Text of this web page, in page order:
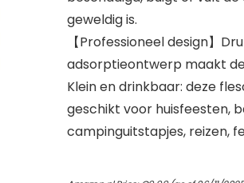
geweldig is.
【Professioneel design】
adsorptieontwerp maakt
Klein en drinkbaar: deze
geschikt voor huisfeesten,
campinguitstapjes, reizen,